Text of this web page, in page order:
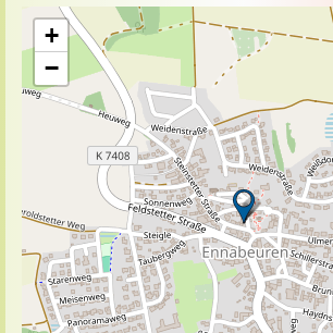
+
−